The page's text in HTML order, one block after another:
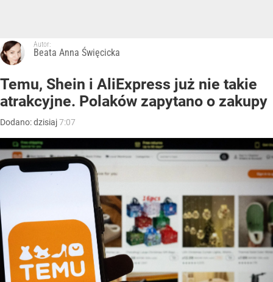
Autor:
Beata Anna Święcicka
Temu, Shein i AliExpress już nie takie
atrakcyjne. Polaków zapytano o zakupy
Dodano:dzisiaj7:07